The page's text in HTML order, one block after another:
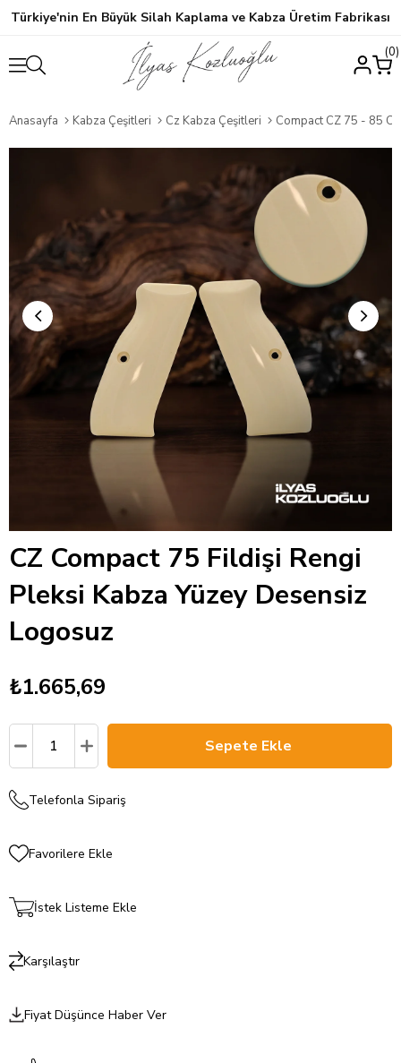
Türkiye'nin En Büyük Silah Kaplama ve Kabza Üretim Fabrikası
0
Anasayfa Kabza Çeşitleri Cz Kabza Çeşitleri Compact CZ 75 - 85
CZ Compact 75 Fildişi Rengi
Pleksi Kabza Yüzey Desensiz
Logosuz
₺1.665,69
Telefonla Sipariş
Favorilere Ekle
İstek Listeme Ekle
Karşılaştır
Fiyat Düşünce Haber Ver